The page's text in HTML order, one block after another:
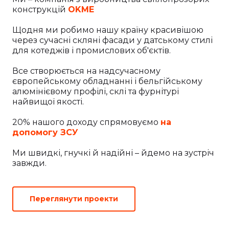
конструкцій OKME
Щодня ми робимо нашу країну красивішою
через сучасні скляні фасади у датському стилі
для котеджів і промислових об'єктів.
Все створюється на надсучасному
європейському обладнанні і бельгійському
алюмінієвому профілі, склі та фурнітурі
найвищої якості.
20% нашого доходу спрямовуємо на
допомогу ЗСУ
Ми швидкі, гнучкі й надійні – йдемо на зустріч
завжди.
Переглянути проекти